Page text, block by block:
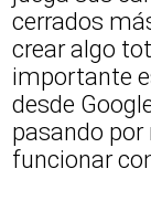
cerrados
crear algo
importante
desde
pasando por
funcionar